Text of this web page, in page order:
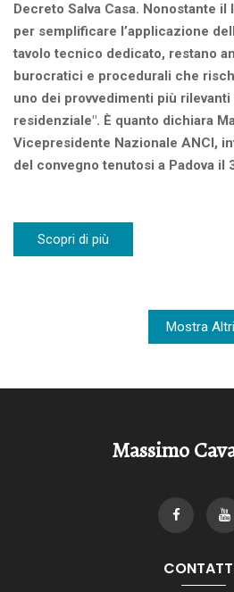
Decreto Salva Casa. Nonostante il
per semplificare l’applicazione
tavolo tecnico dedicato, restano
burocratici e procedurali che
uno dei provvedimenti più
residenziale". È quanto dichiara
Vicepresidente Nazionale ANCI,
del convegno tenutosi a Padova il
Scopri di più
Mostra Altri
Massimo